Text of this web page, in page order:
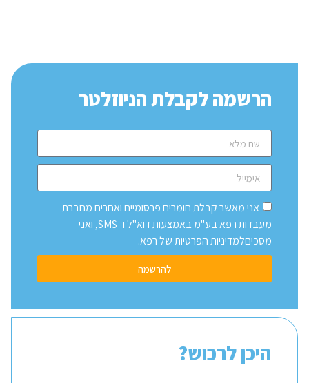
הרשמה לקבלת הניוזלטר
אני מאשר קבלת חומרים פרסומיים ואחרים מחברת
מעבדות רפא בע"מ באמצעות דוא"ל ו- SMS, ואני
מסכיםלמדיניות הפרטיות של רפא.
להרשמה
היכן לרכוש?